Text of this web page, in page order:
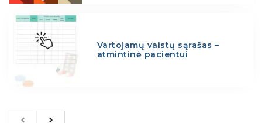
Vartojamų vaistų sąrašas –
atmintinė pacientui